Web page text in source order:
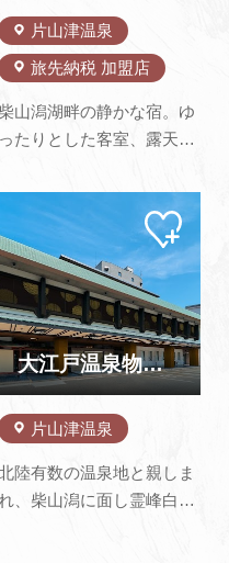
片山津温泉
旅先納税 加盟店
柴山潟湖畔の静かな宿。ゆ
ったりとした客室、露天風
ます。料理長こだわりの
旬の地産食材を中心とした
替懐石をご提供致しま
す。
大江戸温泉物語 Premium 加賀まるや
片山津温泉
陸有数の温泉地と親しま
れ、柴山潟に面し霊峰白山
マイ
ペー
ジに
追加